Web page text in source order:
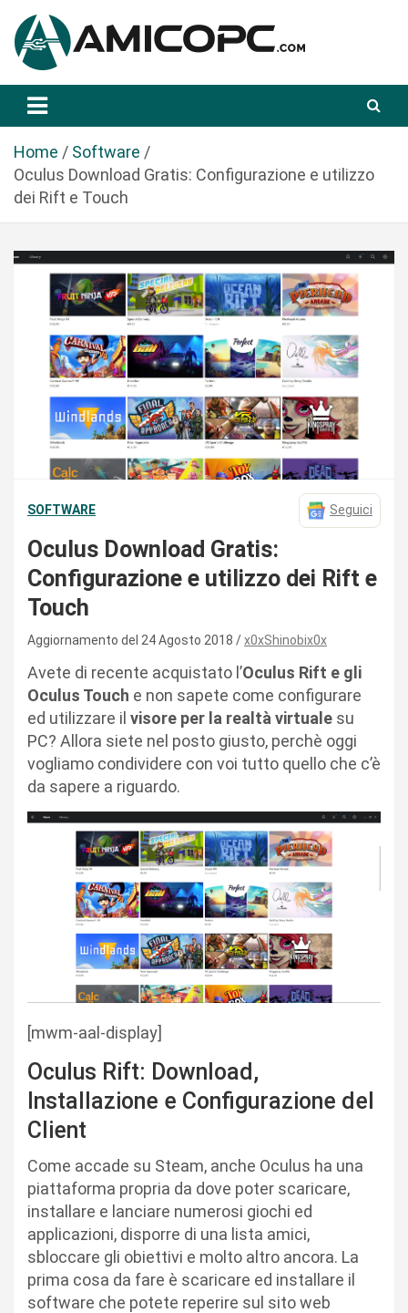
a
Amicopc.com
Home
Software
Oculus Download Gratis: Configurazione e utilizzo
dei Rift e Touch
SOFTWARE Seguici
Oculus Download Gratis:
Configurazione e utilizzo dei Rift e
Touch
Aggiornamento del 24 Agosto 2018 x0xShinobix0x
Avete di recente acquistato l’Oculus Rift e gli
Oculus Touch e non sapete come configurare
ed utilizzare il visore per la realtà virtuale su
PC? Allora siete nel posto giusto, perchè oggi
vogliamo condividere con voi tutto quello che c’è
da sapere a riguardo.
[mwm-aal-display]
Oculus Rift: Download,
Installazione e Configurazione del
Client
Come accade su Steam, anche Oculus ha una
piattaforma propria da dove poter scaricare,
installare e lanciare numerosi giochi ed
applicazioni, disporre di una lista amici,
sbloccare gli obiettivi e molto altro ancora. La
prima cosa da fare è scaricare ed installare il
software che potete reperire sul sito web